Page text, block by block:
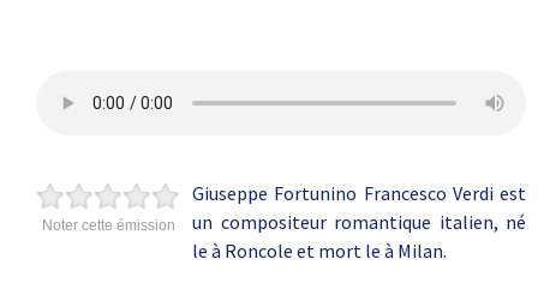
Noter cette émission
Giuseppe Fortunino Francesco Verdi est
un compositeur romantique italien, né
le à Roncole et mort le à Milan.